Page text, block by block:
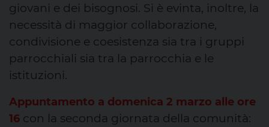
giovani e dei bisognosi. Si è evinta, inoltre, la
necessità di maggior collaborazione,
condivisione e coesistenza sia tra i gruppi
parrocchiali sia tra la parrocchia e le
istituzioni.
Appuntamento a domenica 2 marzo alle ore
16 con la seconda giornata della comunità: